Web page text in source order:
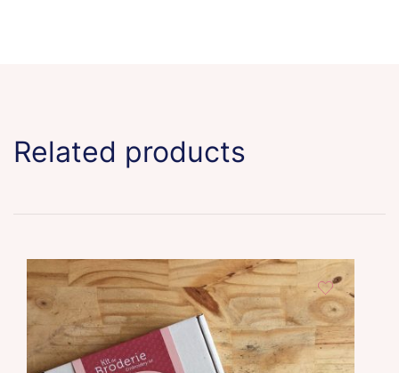
Related products